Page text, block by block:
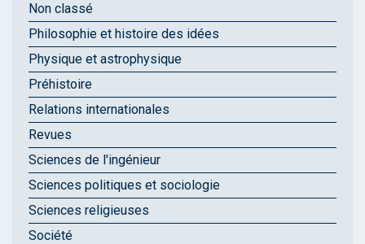
Non classé
Philosophie et histoire des idées
Physique et astrophysique
Préhistoire
Relations internationales
Revues
Sciences de l'ingénieur
Sciences politiques et sociologie
Sciences religieuses
Société